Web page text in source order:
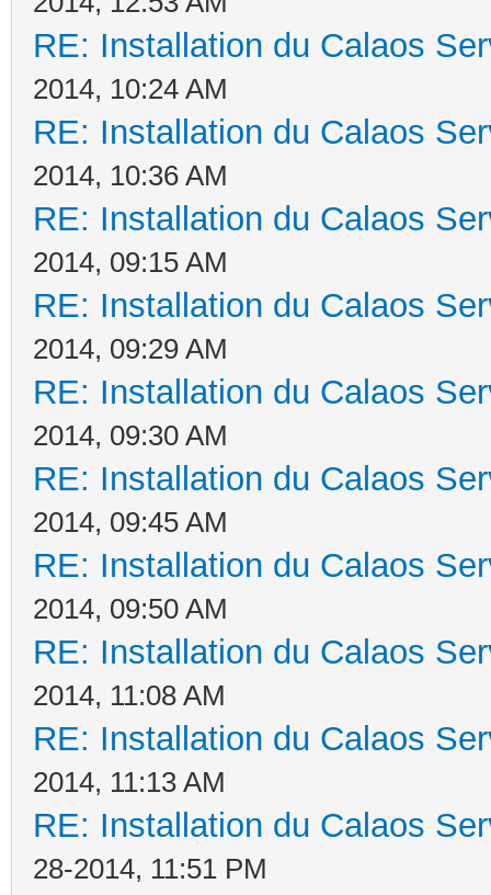
RE: Installation du Calaos
2014, 10:24 AM
RE: Installation du Calaos
2014, 10:36 AM
RE: Installation du Calaos
2014, 09:15 AM
RE: Installation du Calaos
2014, 09:29 AM
RE: Installation du Calaos
2014, 09:30 AM
RE: Installation du Calaos
2014, 09:45 AM
RE: Installation du Calaos
2014, 09:50 AM
RE: Installation du Calaos
2014, 11:08 AM
RE: Installation du Calaos
2014, 11:13 AM
RE: Installation du Calaos
28-2014, 11:51 PM